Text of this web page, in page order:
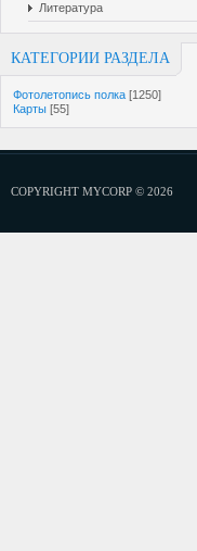
Литература
КАТЕГОРИИ РАЗДЕЛА
Фотолетопись полка [1250]
Карты [55]
COPYRIGHT MYCORP © 2026